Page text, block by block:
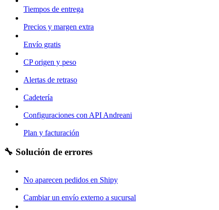
Tiempos de entrega
Precios y margen extra
Envío gratis
CP origen y peso
Alertas de retraso
Cadetería
Configuraciones con API Andreani
Plan y facturación
🔧 Solución de errores
No aparecen pedidos en Shipy
Cambiar un envío externo a sucursal